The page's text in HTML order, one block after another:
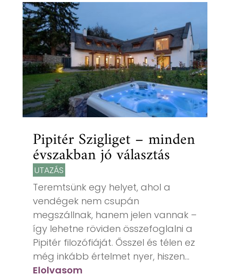
Pipitér Szigliget – minden
évszakban jó választás
UTAZÁS
Teremtsünk egy helyet, ahol a
vendégek nem csupán
megszállnak, hanem jelen vannak –
így lehetne röviden összefoglalni a
Pipitér filozófiáját. Ősszel és télen ez
még inkább értelmet nyer, hiszen...
Elolvasom